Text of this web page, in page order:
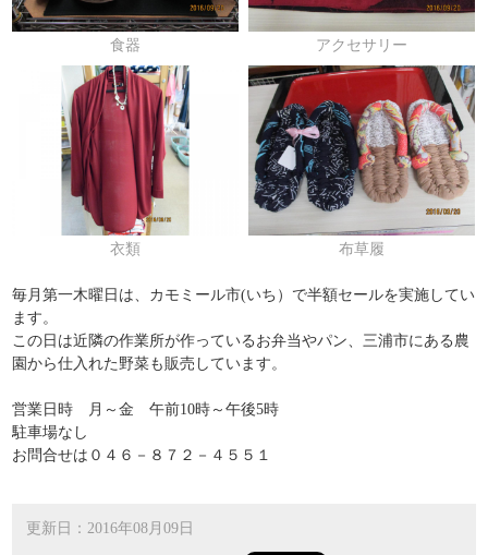
食器 アクセサリー
衣類 布草履
毎月第一木曜日は、カモミール市(いち）で半額セールを実施してい
ます。
この日は近隣の作業所が作っているお弁当やパン、三浦市にある農
園から仕入れた野菜も販売しています。
営業日時 月～金 午前10時～午後5時
駐車場なし
お問合せは０４６－８７２－４５５１
更新日：2016年08月09日